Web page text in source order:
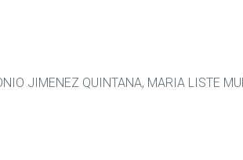
JIMENEZ QUINTANA, MARIA LISTE